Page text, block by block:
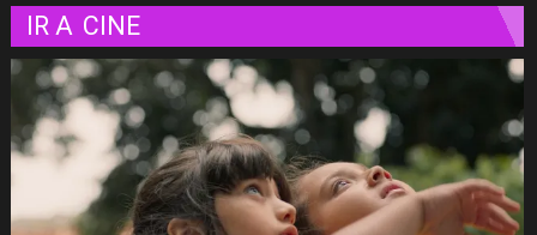
IR A CINE